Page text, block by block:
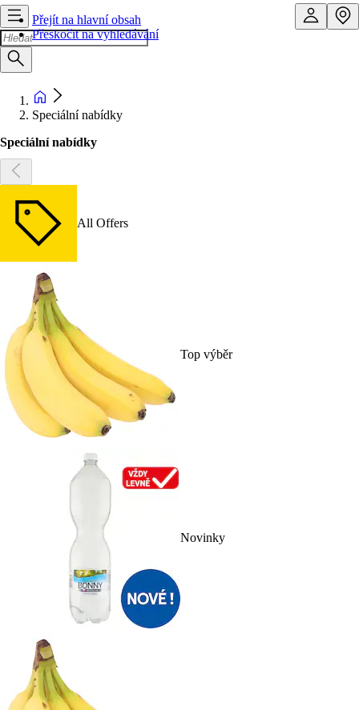
Přejít na hlavní obsah
Přeskočit na vyhledávání
Speciální nabídky
Speciální nabídky
All Offers
Top výběr
Novinky